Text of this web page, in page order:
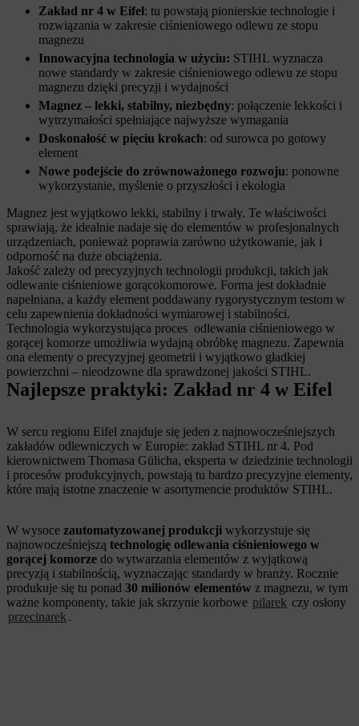
Zakład nr 4 w Eifel: tu powstają pionierskie technologie i
rozwiązania w zakresie ciśnieniowego odlewu ze stopu
magnezu
Innowacyjna technologia w użyciu: STIHL wyznacza
nowe standardy w zakresie ciśnieniowego odlewu ze stopu
magnezu dzięki precyzji i wydajności
Magnez – lekki, stabilny, niezbędny: połączenie lekkości i
wytrzymałości spełniające najwyższe wymagania
Doskonałość w pięciu krokach: od surowca po gotowy
element
Nowe podejście do zrównoważonego rozwoju: ponowne
wykorzystanie, myślenie o przyszłości i ekologia
Magnez jest wyjątkowo lekki, stabilny i trwały. Te właściwości
sprawiają, że idealnie nadaje się do elementów w profesjonalnych
urządzeniach, ponieważ poprawia zarówno użytkowanie, jak i
odporność na duże obciążenia.
Jakość zależy od precyzyjnych technologii produkcji, takich jak
odlewanie ciśnieniowe gorącokomorowe. Forma jest dokładnie
napełniana, a każdy element poddawany rygorystycznym testom w
celu zapewnienia dokładności wymiarowej i stabilności.
Technologia wykorzystująca proces odlewania ciśnieniowego w
gorącej komorze umożliwia wydajną obróbkę magnezu. Zapewnia
ona elementy o precyzyjnej geometrii i wyjątkowo gładkiej
powierzchni – nieodzowne dla sprawdzonej jakości STIHL.
Najlepsze praktyki: Zakład nr 4 w Eifel
W sercu regionu Eifel znajduje się jeden z najnowocześniejszych
zakładów odlewniczych w Europie: zakład STIHL nr 4. Pod
kierownictwem Thomasa Gülicha, eksperta w dziedzinie technologii
i procesów produkcyjnych, powstają tu bardzo precyzyjne elementy,
które mają istotne znaczenie w asortymencie produktów STIHL.
W wysoce zautomatyzowanej produkcji wykorzystuje się
najnowocześniejszą technologię odlewania ciśnieniowego w
gorącej komorze do wytwarzania elementów z wyjątkową
precyzją i stabilnością, wyznaczając standardy w branży. Rocznie
produkuje się tu ponad 30 milionów elementów z magnezu, w tym
ważne komponenty, takie jak skrzynie korbowe pilarek czy osłony
przecinarek .